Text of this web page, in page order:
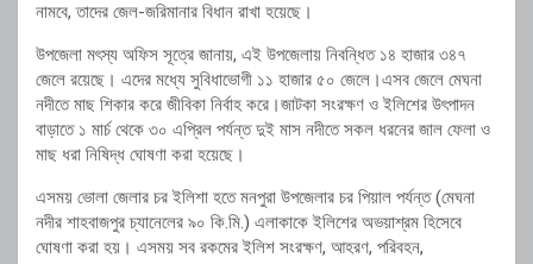
নামবে, তাদের জেল-জরিমানার বিধান রাখা হয়েছে।
উপজেলা মৎস্য অফিস সূত্রে জানায়, এই উপজেলায় নিবন্ধিত ১৪ হাজার ৩৪৭
জেলে রয়েছে। এদের মধ্যে সুবিধাভোগী ১১ হাজার ৫০ জেলে।এসব জেলে মেঘনা
নদীতে মাছ শিকার করে জীবিকা নির্বাহ করে।জাটকা সংরক্ষণ ও ইলিশের উৎপাদন
বাড়াতে ১ মার্চ থেকে ৩০ এপ্রিল পর্যন্ত দুই মাস নদীতে সকল ধরনের জাল ফেলা ও
মাছ ধরা নিষিদ্ধ ঘোষণা করা হয়েছে।
এসময় ভোলা জেলার চর ইলিশা হতে মনপুরা উপজেলার চর পিয়াল পর্যন্ত (মেঘনা
নদীর শাহবাজপুর চ্যানেলের ৯০ কি.মি.) এলাকাকে ইলিশের অভয়াশ্রম হিসেবে
ঘোষণা করা হয়। এসময় সব রকমের ইলিশ সংরক্ষণ, আহরণ, পরিবহন,